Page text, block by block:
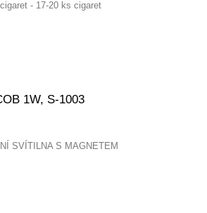
- 17-20 ks cigaret
1W, S-1003
SVÍTILNA S MAGNETEM